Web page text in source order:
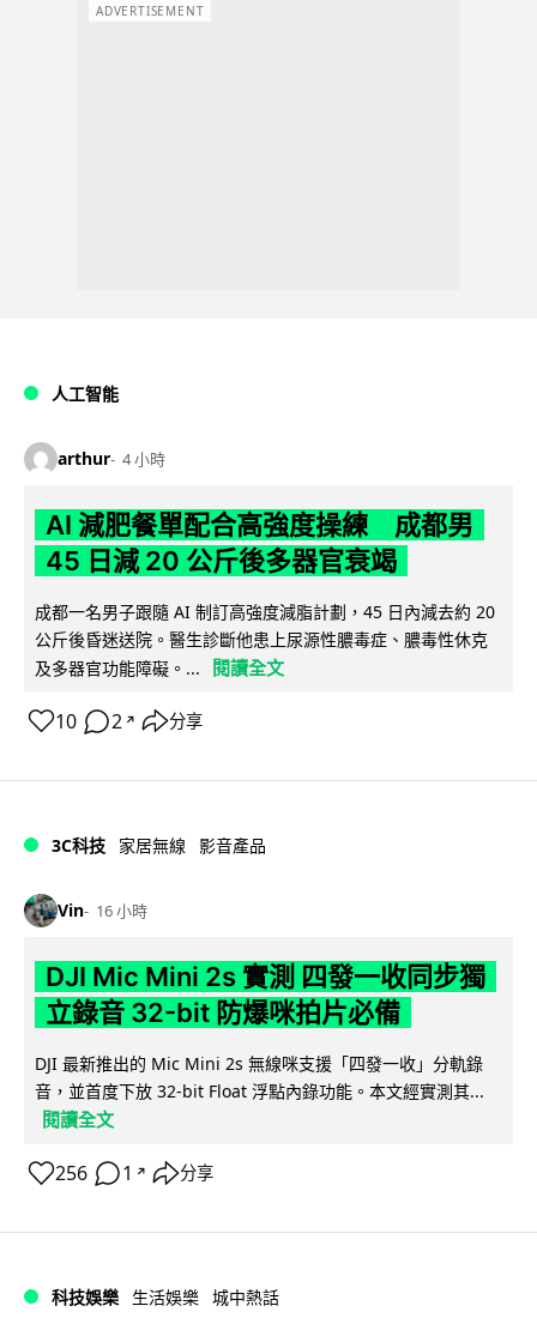
ADVERTISEMENT
人工智能
arthur 4 小時
AI 減肥餐單配合高強度操練 成都男
45 日減 20 公斤後多器官衰竭
成都一名男子跟隨 AI 制訂高強度減脂計劃，45 日內減去約 20
公斤後昏迷送院。醫生診斷他患上尿源性膿毒症、膿毒性休克
及多器官功能障礙。...
閱讀全文
10 2 ↗ 分享
3C科技 家居無線 影音產品
Vin 16 小時
DJI Mic Mini 2s 實測 四發一收同步獨
立錄音 32-bit 防爆咪拍片必備
DJI 最新推出的 Mic Mini 2s 無線咪支援「四發一收」分軌錄
音，並首度下放 32-bit Float 浮點內錄功能。本文經實測其...
閱讀全文
256 1 ↗ 分享
科技娛樂 生活娛樂 城中熱話